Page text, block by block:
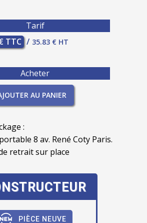
Tarif
TTC / 35.83 € HT
Acheter
AU PANIER
:
8 av. René Coty Paris.
retrait sur place
PIÈCE NEUVE